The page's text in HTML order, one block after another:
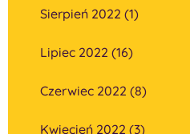
Sierpień 2022 (1)
Lipiec 2022 (16)
Czerwiec 2022 (8)
Kwiecień 2022 (3)